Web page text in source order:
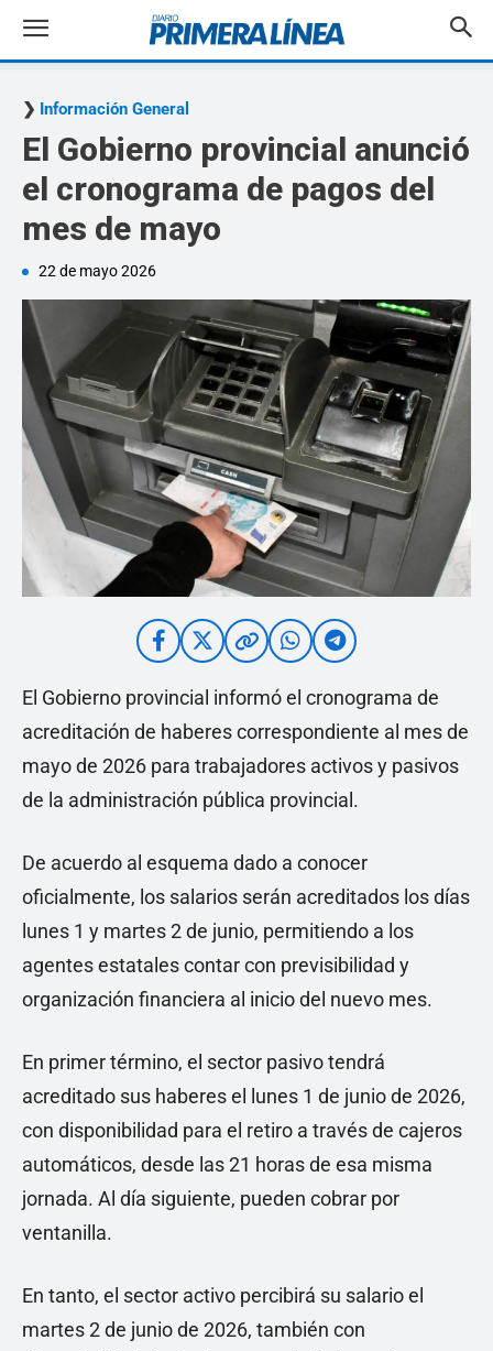
Información General
El Gobierno provincial anunció
el cronograma de pagos del
mes de mayo
22 de mayo 2026
El Gobierno provincial informó el cronograma de
acreditación de haberes correspondiente al mes de
mayo de 2026 para trabajadores activos y pasivos
de la administración pública provincial.
De acuerdo al esquema dado a conocer
oficialmente, los salarios serán acreditados los días
lunes 1 y martes 2 de junio, permitiendo a los
agentes estatales contar con previsibilidad y
organización financiera al inicio del nuevo mes.
En primer término, el sector pasivo tendrá
acreditado sus haberes el lunes 1 de junio de 2026,
con disponibilidad para el retiro a través de cajeros
automáticos, desde las 21 horas de esa misma
jornada. Al día siguiente, pueden cobrar por
ventanilla.
En tanto, el sector activo percibirá su salario el
martes 2 de junio de 2026, también con